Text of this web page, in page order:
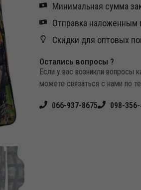
Минимальная сумма
Отправка наложенным
Скидки для оптовых
Остались вопросы ?
Если у вас возникли вопросы
можете связаться с нами по
066-937-8675 098-